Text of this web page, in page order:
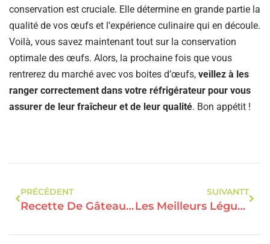
conservation est cruciale. Elle détermine en grande partie la
qualité de vos œufs et l’expérience culinaire qui en découle.
Voilà, vous savez maintenant tout sur la conservation
optimale des œufs. Alors, la prochaine fois que vous
rentrerez du marché avec vos boites d’œufs, veillez à les
ranger correctement dans votre réfrigérateur pour vous
assurer de leur fraîcheur et de leur qualité. Bon appétit !
PRÉCÉDENT
Recette De Gâteau Diététique Aux Pommes
SUIVANTT
Les Meilleurs Légumes Détoxifiants Pour Une Cuisine Saine Et Savoureuse